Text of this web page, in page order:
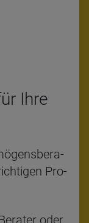
Ihre
Pro­
oder